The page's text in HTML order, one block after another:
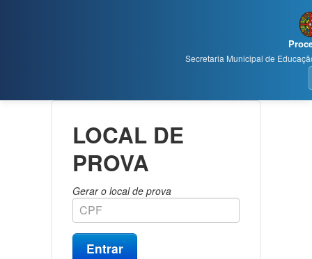
Secretaria Municipal de
LOCAL DE
PROVA
Gerar o local de prova
Entrar